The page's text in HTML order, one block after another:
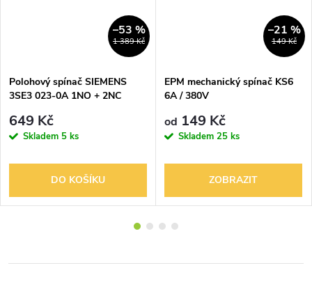
1 389 Kč
–53 %
Polohový spínač SIEMENS
3SE3 023-0A 1NO + 2NC
649 Kč
Skladem 5 ks
DO KOŠÍKU
149 Kč
–21 %
EPM mechanický spínač KS6
6A / 380V
od 149 Kč
Skladem 25 ks
ZOBRAZIT